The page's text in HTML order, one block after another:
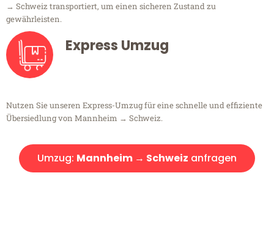
→ Schweiz transportiert, um einen sicheren Zustand zu
gewährleisten.
Express Umzug
Nutzen Sie unseren Express-Umzug für eine schnelle und effiziente
Übersiedlung von Mannheim → Schweiz.
Umzug: Mannheim → Schweiz anfragen